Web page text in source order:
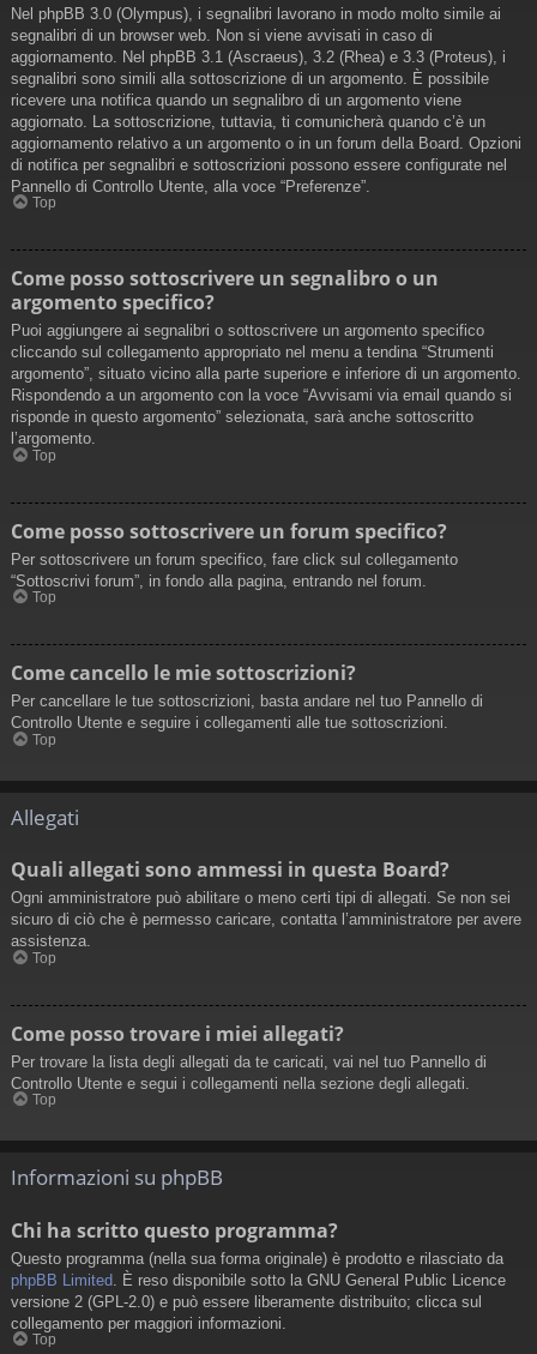
Nel phpBB 3.0 (Olympus), i segnalibri lavorano in modo molto simile ai
segnalibri di un browser web. Non si viene avvisati in caso di
aggiornamento. Nel phpBB 3.1 (Ascraeus), 3.2 (Rhea) e 3.3 (Proteus), i
segnalibri sono simili alla sottoscrizione di un argomento. È possibile
ricevere una notifica quando un segnalibro di un argomento viene
aggiornato. La sottoscrizione, tuttavia, ti comunicherà quando c’è un
aggiornamento relativo a un argomento o in un forum della Board. Opzioni
di notifica per segnalibri e sottoscrizioni possono essere configurate nel
Pannello di Controllo Utente, alla voce “Preferenze”.
Top
Come posso sottoscrivere un segnalibro o un
argomento specifico?
Puoi aggiungere ai segnalibri o sottoscrivere un argomento specifico
cliccando sul collegamento appropriato nel menu a tendina “Strumenti
argomento”, situato vicino alla parte superiore e inferiore di un argomento.
Rispondendo a un argomento con la voce “Avvisami via email quando si
risponde in questo argomento” selezionata, sarà anche sottoscritto
l’argomento.
Top
Come posso sottoscrivere un forum specifico?
Per sottoscrivere un forum specifico, fare click sul collegamento
“Sottoscrivi forum”, in fondo alla pagina, entrando nel forum.
Top
Come cancello le mie sottoscrizioni?
Per cancellare le tue sottoscrizioni, basta andare nel tuo Pannello di
Controllo Utente e seguire i collegamenti alle tue sottoscrizioni.
Top
Allegati
Quali allegati sono ammessi in questa Board?
Ogni amministratore può abilitare o meno certi tipi di allegati. Se non sei
sicuro di ciò che è permesso caricare, contatta l’amministratore per avere
assistenza.
Top
Come posso trovare i miei allegati?
Per trovare la lista degli allegati da te caricati, vai nel tuo Pannello di
Controllo Utente e segui i collegamenti nella sezione degli allegati.
Top
Informazioni su phpBB
Chi ha scritto questo programma?
Questo programma (nella sua forma originale) è prodotto e rilasciato da
phpBB Limited . È reso disponibile sotto la GNU General Public Licence
versione 2 (GPL-2.0) e può essere liberamente distribuito; clicca sul
collegamento per maggiori informazioni.
Top